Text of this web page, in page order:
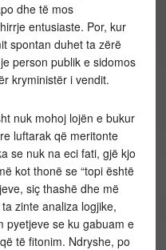
dhe të mos
entusiaste. Por, kur
spontan duhet ta zërë
person publik e sidomos
kryministër i vendit.
nuk mohoj lojën e bukur
luftarak që meritonte
se nuk na eci fati, gjë kjo
kot thonë se “topi është
siç thashë dhe më
zinte analiza logjike,
pyetjeve se ku gabuam e
të fitonim. Ndryshe, po